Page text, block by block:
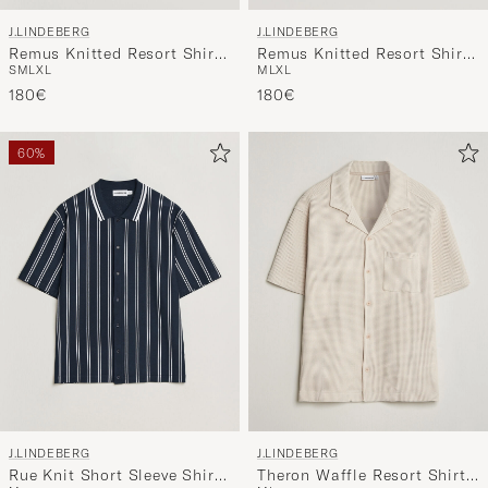
J.LINDEBERG
Remus Knitted Resort Shirt
Kelp
SMLXL
180€
J.LINDEBERG
Remus Knitted Resort Shirt
Skywriting
M LXL
180€
60%
J.LINDEBERG
Rue Knit Short Sleeve Shirt
J.LINDEBERG
Theron Waffle Resort Shirt